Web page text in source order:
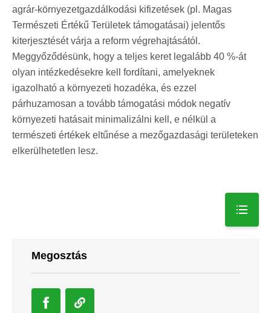
agrár-környezetgazdálkodási kifizetések (pl. Magas
Természeti Értékű Területek támogatásai) jelentős
kiterjesztését várja a reform végrehajtásától.
Meggyőződésünk, hogy a teljes keret legalább 40 %-át
olyan intézkedésekre kell fordítani, amelyeknek
igazolható a környezeti hozadéka, és ezzel
párhuzamosan a tovább támogatási módok negatív
környezeti hatásait minimalizálni kell, e nélkül a
természeti értékek eltűnése a mezőgazdasági területeken
elkerülhetetlen lesz.
Megosztás